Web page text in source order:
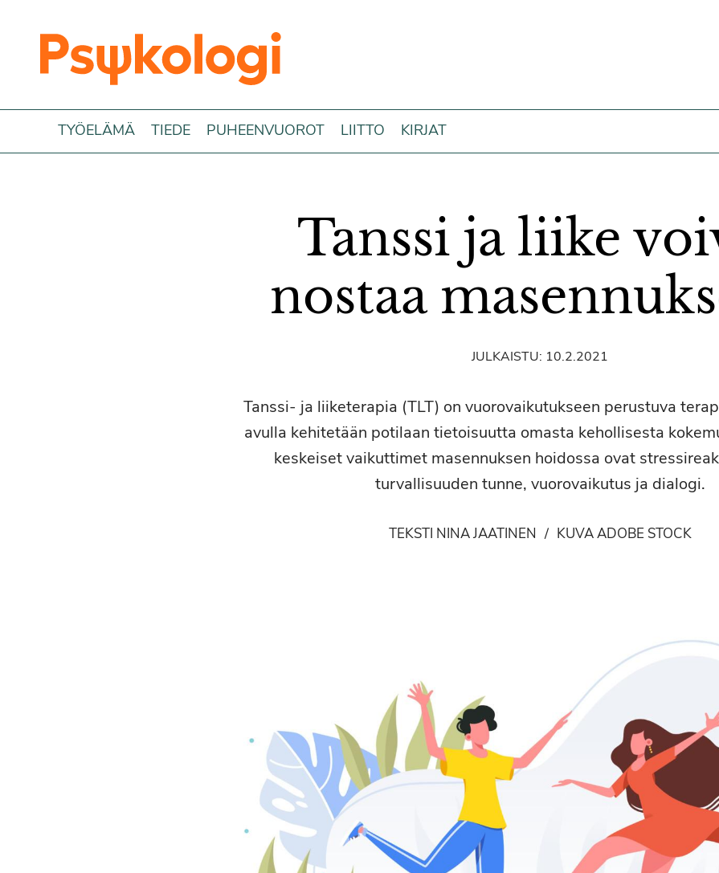
TYÖELÄMÄ TIEDE PUHEENVUOROT LIITTO KIRJAT
Tanssi ja liike
nostaa
JULKAISTU: 10.2.2021
Tanssi- ja liiketerapia (TLT) on vuorovaikutukseen perustuva
avulla kehitetään potilaan tietoisuutta omasta kehollisesta
keskeiset vaikuttimet masennuksen hoidossa ovat
turvallisuuden tunne, vuorovaikutus ja dialogi.
TEKSTI NINA JAATINEN / KUVA ADOBE STOCK